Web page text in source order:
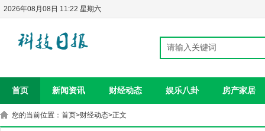
2026年08月08日 11:22 星期六
首页 新闻资讯 财经动态 娱乐八卦 房产家居
您的当前位置： 首页>财经动态>正文